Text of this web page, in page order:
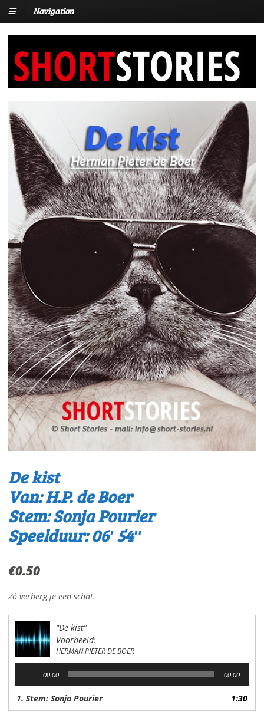
Navigation
De kist
Van: H.P. de Boer
Stem: Sonja Pourier
Speelduur: 06′ 54″
€0.50
Zó verberg je een schat.
“De kist”
Voorbeeld:
HERMAN PIETER DE BOER
00:00 00:00
1. Stem: Sonja Pourier 1:30